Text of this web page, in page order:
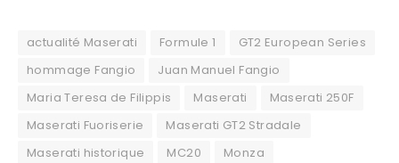
actualité Maserati Formule 1
GT2 European Series
hommage Fangio
Juan Manuel Fangio
Maria Teresa de Filippis
Maserati
Maserati 250F
Maserati Fuoriserie
Maserati GT2 Stradale
Maserati historique
MC20
Monza